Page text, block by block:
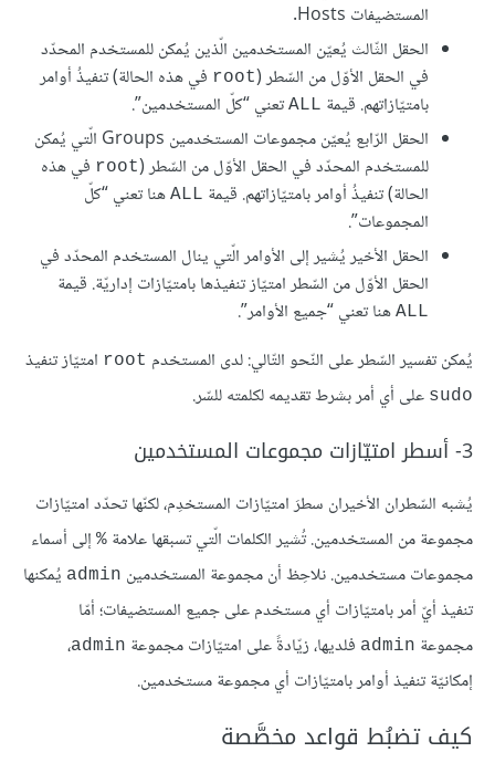
المستضيفات Hosts.
الحقل الثّالث يُعيّن المستخدمين الّذين يُمكن للمستخدم المحدّد
في الحقل الأوّل من السّطر (root في هذه الحالة) تنفيذُ أوامر
بامتيّازاتهم. قيمة ALL تعني “كلّ المستخدمين”.
الحقل الرّابع يُعيّن مجموعات المستخدمين Groups الّتي يُمكن
للمستخدم المحدّد في الحقل الأوّل من السّطر (root في هذه
الحالة) تنفيذُ أوامر بامتيّازاتهم. قيمة ALL هنا تعني “كلّ
المجموعات”.
الحقل الأخير يُشير إلى الأوامر الّتي ينال المستخدم المحدّد في
الحقل الأوّل من السّطر امتيّاز تنفيذها بامتيّازات إداريّة. قيمة
ALL هنا تعني “جميع الأوامر”.
يُمكن تفسير السّطر على النّحو التّالي: لدى المستخدم root امتيّاز تنفيذ
sudo على أي أمر بشرط تقديمه لكلمته للسّر.
3- أسطر امتيّازات مجموعات المستخدمين
يُشبه السّطران الأخيران سطرَ امتيّازات المستخدِم، لكنّها تحدّد امتيّازات
مجموعة من المستخدمين. تُشير الكلمات الّتي تسبقها علامة % إلى أسماء
مجموعات مستخدمين. نلاحِظ أن مجموعة المستخدمين admin يُمكنها
تنفيذ أيّ أمر بامتيّازات أي مستخدم على جميع المستضيفات؛ أمّا
مجموعة admin فلديها، زيّادةً على امتيّازات مجموعة admin،
إمكانيّة تنفيذ أوامر بامتيّازات أي مجموعة مستخدمين.
كيف تضبُط قواعد مخصَّصة